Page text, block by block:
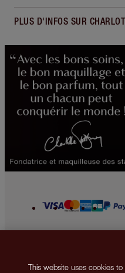
PLUS D'INFOS SUR
Kingdom. Registered Office
This website uses cookies